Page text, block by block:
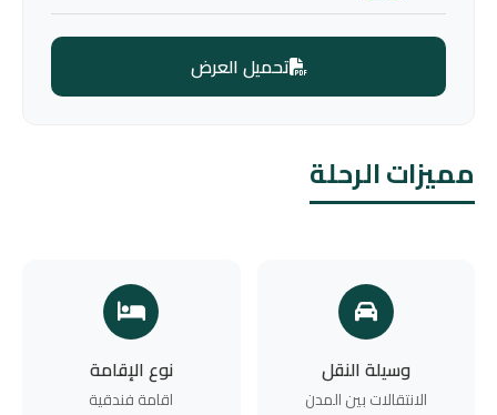
مميزات الرحلة
وسيلة النقل
الانتقالات بين المدن
نوع الإقامة
اقامة فندقية
تحميل العرض